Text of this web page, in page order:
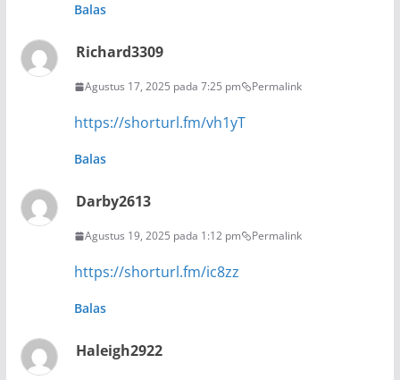
Balas
Richard3309
Agustus 17, 2025 pada 7:25 pm Permalink
https://shorturl.fm/vh1yT
Balas
Darby2613
Agustus 19, 2025 pada 1:12 pm Permalink
https://shorturl.fm/ic8zz
Balas
Haleigh2922